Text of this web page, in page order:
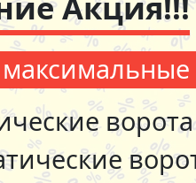
максимальные